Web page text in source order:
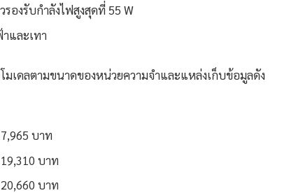
รองรับกำลังไฟสูงสุดที่ 55 W
และเทา
มเดลตามขนาดของหน่วยความจำและแหล่งเก็บข้อมูลดัง
บาท
บาท
บาท